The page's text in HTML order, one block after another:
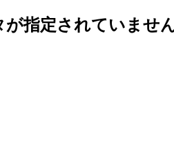
が指定されていませ